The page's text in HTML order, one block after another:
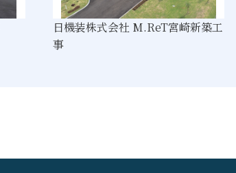
日機装株式会社 M.ReT宮崎新築工
事